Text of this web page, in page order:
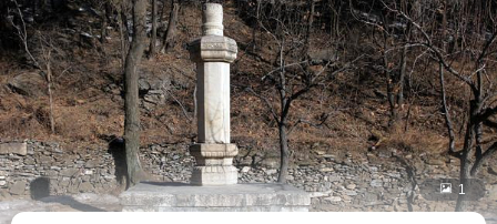
 1
